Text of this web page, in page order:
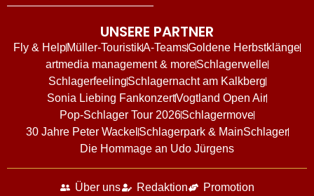
UNSERE PARTNER
Fly & HelpMüller-TouristikA-TeamsGoldene Herbstklänge
artmedia management & moreSchlagerwelle
SchlagerfeelingSchlagernacht am Kalkberg
Sonia Liebing FankonzertVogtland Open Air
Pop-Schlager Tour 2026Schlagermove
30 Jahre Peter Wackel Schlagerpark & MainSchlager
Die Hommage an Udo Jürgens
Über uns Redaktion
Promotion